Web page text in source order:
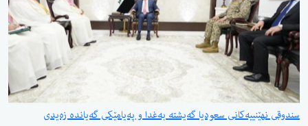
سندوقی نهێنییەكانی سعودیا گەیشتە بەغدا و پەیامێكی گەیاندە زەیدی